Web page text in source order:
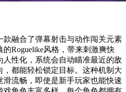
款融合了弹幕射击与动作闯关元素
Roguelike风格，带来刺激爽快
性化，系统会自动瞄准最近的敌
，都能轻松锁定目标。这种机制大
流畅，即使是新手玩家也能快速